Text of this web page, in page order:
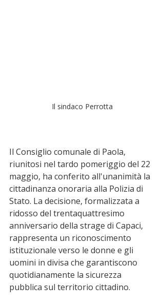
Il sindaco Perrotta
Il Consiglio comunale di Paola,
riunitosi nel tardo pomeriggio del 22
maggio, ha conferito all'unanimità la
cittadinanza onoraria alla Polizia di
Stato. La decisione, formalizzata a
ridosso del trentaquattresimo
anniversario della strage di Capaci,
rappresenta un riconoscimento
istituzionale verso le donne e gli
uomini in divisa che garantiscono
quotidianamente la sicurezza
pubblica sul territorio cittadino.